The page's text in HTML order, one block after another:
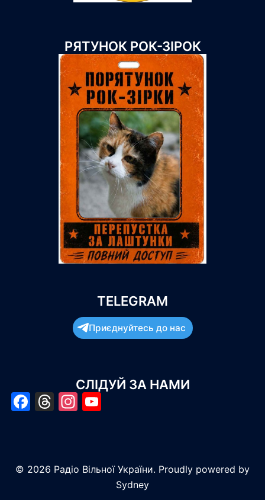
РЯТУНОК РОК-ЗІРОК
TELEGRAM
Приєднуйтесь до нас
СЛІДУЙ ЗА НАМИ
Facebook
Threads
Instagram
© 2026 Радіо Вільної України. Proudly powered by
Sydney